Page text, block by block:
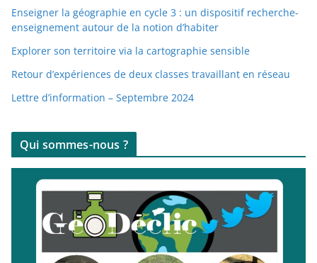
a
i
l
Enseigner la géographie en cycle 3 : un dispositif recherche-
enseignement autour de la notion d’habiter
Explorer son territoire via la cartographie sensible
Retour d’expériences de deux classes travaillant en réseau
Lettre d’information – Septembre 2024
Qui sommes-nous ?